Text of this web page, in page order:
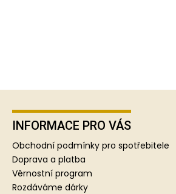
Z
INFORMACE PRO VÁS
Obchodní podmínky pro spotřebitele
Doprava a platba
Věrnostní program
Rozdáváme dárky